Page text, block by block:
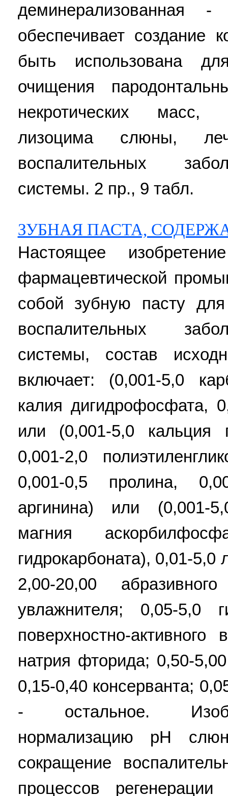
деминерализованная -
обеспечивает создание
быть использована
очищения
некротических масс,
лизоцима слюны,
воспалительных
системы. 2 пр., 9 табл.
ЗУБНАЯ ПАСТА,
Настоящее
фармацевтической
собой зубную пасту
воспалительных
системы, состав
включает: (0,001-5,0
калия дигидрофосфата,
или (0,001-5,0 кальция
0,001-2,0
0,001-0,5 пролина,
аргинина) или (0,001-
магния
гидрокарбоната), 0,01-
2,00-20,00
увлажнителя; 0,05-5,0
поверхностно-
натрия фторида; 0,50-
0,15-0,40 консерванта;
- остальное.
нормализацию pH
сокращение
процессов